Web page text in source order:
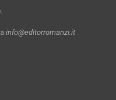
info@editorromanzi.it